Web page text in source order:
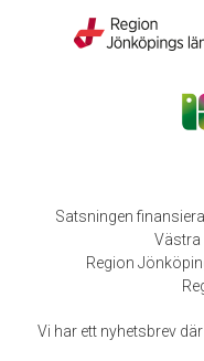
Satsningen
Västra
Region
Vi har ett nyhetsbrev